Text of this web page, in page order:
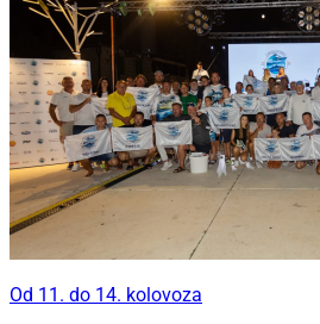
Od 11. do 14. kolovoza